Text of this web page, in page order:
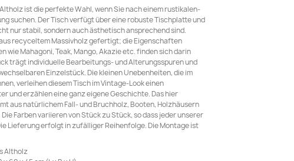
ist die perfekte Wahl, wenn Sie nach einem rustikalen-
suchen. Der Tisch verfügt über eine robuste Tischplatte und
nur stabil, sondern auch ästhetisch ansprechend sind.
recyceltem Massivholz gefertigt; die Eigenschaften
wie Mahagoni, Teak, Mango, Akazie etc. finden sich darin
trägt individuelle Bearbeitungs- und Alterungsspuren und
Einzelstück. Die kleinen Unebenheiten, die im
verleihen diesem Tisch im Vintage-Look einen
und erzählen eine ganz eigene Geschichte. Das hier
aus natürlichem Fall- und Bruchholz, Booten, Holzhäusern
Farben variieren von Stück zu Stück, so dass jeder unserer
Lieferung erfolgt in zufälliger Reihenfolge. Die Montage ist
Altholz